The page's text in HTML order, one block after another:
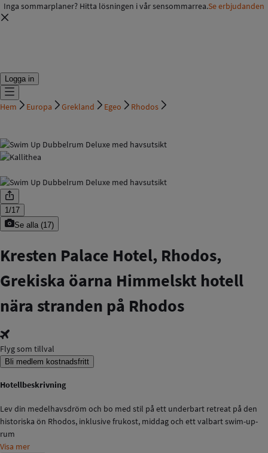
Inga sommarplaner? Hitta lösningen i vår sensommarrea.Se erbjudanden
Logga in
Hem Europa Grekland Egeo Rhodos
1/17
Se alla (17)
Kresten Palace Hotel, Rhodos,
Grekiska öarna Himmelskt hotell
nära stranden på Rhodos
Flyg som tillval
Bli medlem kostnadsfritt
Hotellbeskrivning
Lev din medelhavsdröm och bo med stil på ett underbart retreat på den
historiska ön Rhodos, inklusive frukost, middag och ett valbart swim-up-
rum
Visa mer